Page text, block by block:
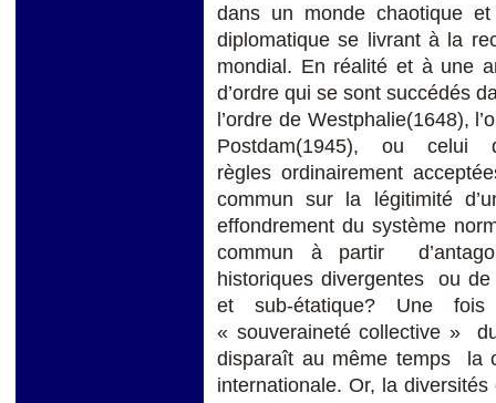
dans un monde chaotique et
diplomatique se livrant à la
mondial. En réalité et à une
d’ordre qui se sont succédés
l’ordre de Westphalie(1648),
Postdam(1945), ou celui
règles ordinairement
commun sur la légitimité
effondrement du système
commun à partir
historiques divergentes ou
et sub-étatique? Une
« souveraineté collective »
disparaît au même temps la
internationale. Or, la